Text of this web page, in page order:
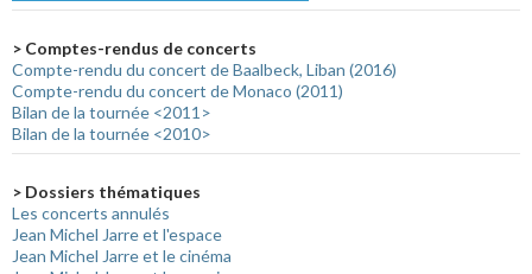
> Comptes-rendus de concerts
Compte-rendu du concert de Baalbeck, Liban (2016)
Compte-rendu du concert de Monaco (2011)
Bilan de la tournée <2011>
Bilan de la tournée <2010>
> Dossiers thématiques
Les concerts annulés
Jean Michel Jarre et l'espace
Jean Michel Jarre et le cinéma